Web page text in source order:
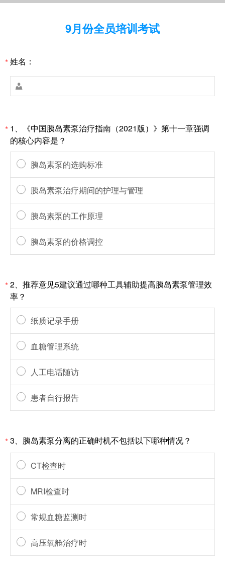
9月份全员培训考试
*姓名：

* 1、《中国胰岛素泵治疗指南（2021版）》第十一章强调
的核心内容是？
胰岛素泵的选购标准
胰岛素泵治疗期间的护理与管理
胰岛素泵的工作原理
胰岛素泵的价格调控
*2、推荐意见5建议通过哪种工具辅助提高胰岛素泵管理效
率？
纸质记录手册
血糖管理系统
人工电话随访
患者自行报告
*3、胰岛素泵分离的正确时机不包括以下哪种情况？
CT检查时
MRI检查时
常规血糖监测时
高压氧舱治疗时